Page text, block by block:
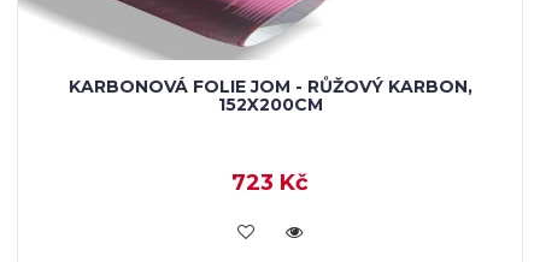
KARBONOVÁ FOLIE JOM - RŮŽOVÝ KARBON,
152X200CM
723 Kč
VLOŽIT DO KOŠÍKU